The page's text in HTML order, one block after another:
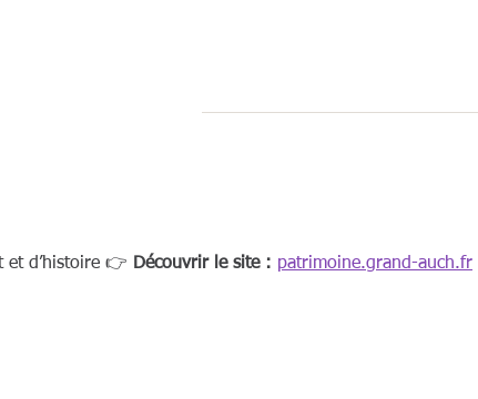
et d’histoire 👉 Découvrir le site : patrimoine.grand-auch.fr